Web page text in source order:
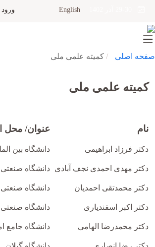
English ورود
صفحه اصلی کمیته علمی ملی
کمیته علمی ملی
نام عنوان/ محل
دکتر فرزاد ابراهیمی دانشگاه بین
دکتر مهدی احمدی نجف آبادی دانشگاه صنعتی
دکتر محمدتقی احمدیان دانشگاه
دکتر اکبر اسفندیاری دانشگاه صنعتی
دکتر محمدرضا الهامی دانشگاه جامع